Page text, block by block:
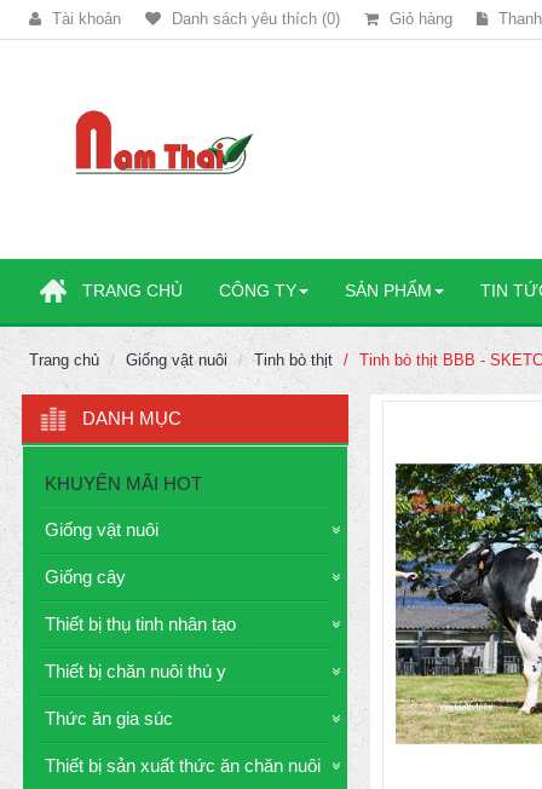
Tài khoản Danh sách yêu thích (0) Giỏ hàng
TRANG CHỦ CÔNG TY SẢN PHẨM TIN
Trang chủ Giống vật nuôi Tinh bò thịt Tinh bò thịt BBB -
DANH MỤC
KHUYẾN MÃI HOT
Giống vật nuôi
Giống cây
Thiết bị thụ tinh nhân tạo
Thiết bị chăn nuôi thú y
Thức ăn gia súc
Thiết bị sản xuất thức ăn chăn nuôi